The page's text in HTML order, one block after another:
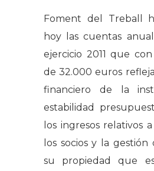
Foment del Treball
hoy las cuentas
ejercicio 2011 que
de 32.000 euros
financiero de la
estabilidad
los ingresos relativos
los socios y la
su propiedad que